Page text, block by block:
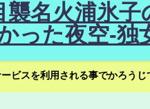
名火浦氷
った夜空-独
ビスを利用される事でかろう